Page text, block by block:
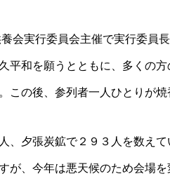
会実行委員会主催で実行委員
平和を願うとともに、多くの
の後、参列者一人ひとりが焼
、夕張炭鉱で２９３人を数え
、今年は悪天候のため会場を